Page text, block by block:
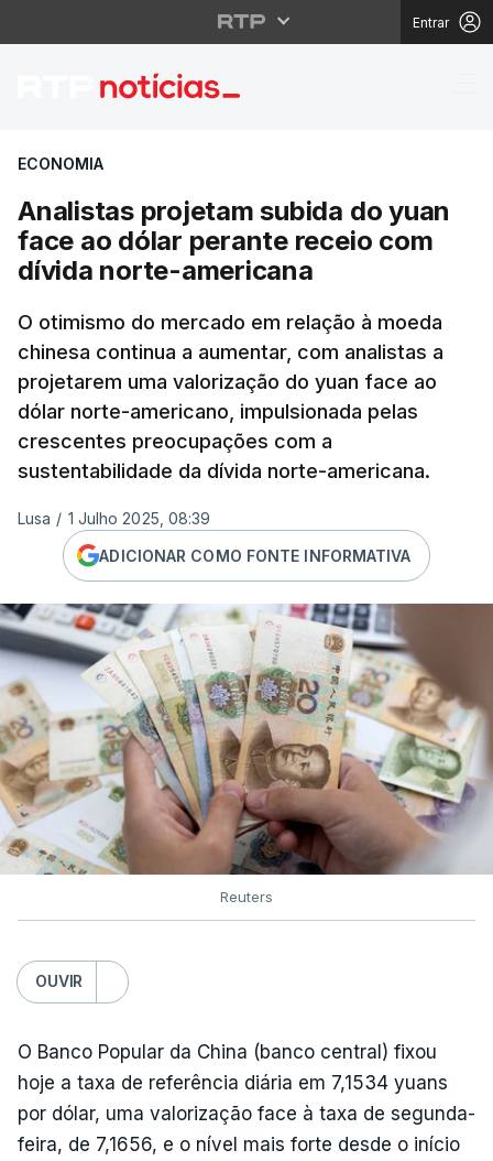
Entrar
Analistas projetam
ECONOMIA
Analistas projetam subida do yuan
face ao dólar perante receio com
dívida norte-americana
O otimismo do mercado em relação à moeda
chinesa continua a aumentar, com analistas a
projetarem uma valorização do yuan face ao
dólar norte-americano, impulsionada pelas
crescentes preocupações com a
sustentabilidade da dívida norte-americana.
Lusa / 1 Julho 2025, 08:39
ADICIONAR COMO FONTE INFORMATIVA
Reuters
OUVIR
O Banco Popular da China (banco central) fixou
hoje a taxa de referência diária em 7,1534 yuans
por dólar, uma valorização face à taxa de segunda-
feira, de 7,1656, e o nível mais forte desde o início